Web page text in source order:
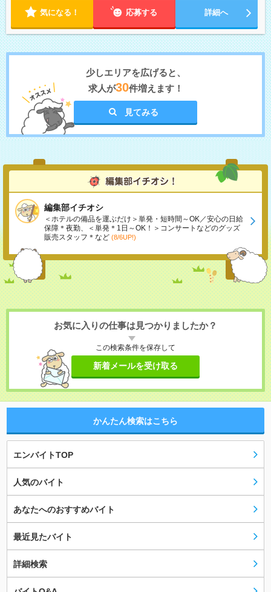
気になる！ 応募する 詳細へ
少しエリアを広げると、
求人が30件増えます！
見てみる
編集部イチオシ
＜ホテルの備品を運ぶだけ＞単発・短時間～OK／安心の日給
保障＊夜勤、＜単発＊1日～OK！＞コンサートなどのグッズ
販売スタッフ＊など (8/6UP!)
お気に入りの仕事は見つかりましたか？
この検索条件を保存して
新着メールを受け取る
かんたん検索はこちら
エンバイトTOP
人気のバイト
あなたへのおすすめバイト
最近見たバイト
詳細検索